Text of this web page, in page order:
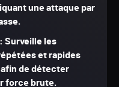
une attaque par
Surveille les
et rapides
de détecter
force brute.